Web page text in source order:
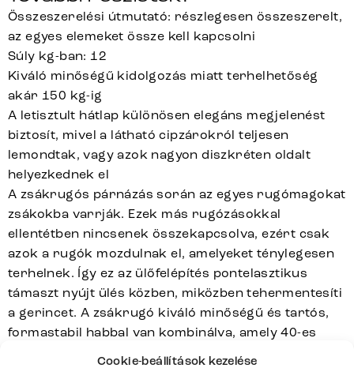
Cookie-beállítások kezelése
Összeszerelési útmutató: részlegesen összeszerelt,
az egyes elemeket össze kell kapcsolni
Súly kg-ban: 12
Kiváló minőségű kidolgozás miatt terhelhetőség
akár 150 kg-ig
A letisztult hátlap különösen elegáns megjelenést
biztosít, mivel a látható cipzárokról teljesen
lemondtak, vagy azok nagyon diszkréten oldalt
helyezkednek el
A zsákrugós párnázás során az egyes rugómagokat
zsákokba varrják. Ezek más rugózásokkal
ellentétben nincsenek összekapcsolva, ezért csak
azok a rugók mozdulnak el, amelyeket ténylegesen
terhelnek. Így ez az ülőfelépítés pontelasztikus
támaszt nyújt ülés közben, miközben tehermentesíti
a gerincet. A zsákrugó kiváló minőségű és tartós,
formastabil habbal van kombinálva, amely 40-es